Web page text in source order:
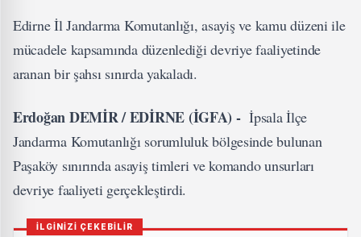
Edirne İl Jandarma Komutanlığı, asayiş ve kamu düzeni ile
mücadele kapsamında düzenlediği devriye faaliyetinde
aranan bir şahsı sınırda yakaladı.
Erdoğan DEMİR / EDİRNE (İGFA) -İpsala İlçe
Jandarma Komutanlığı sorumluluk bölgesinde bulunan
Paşaköy sınırında asayiş timleri ve komando unsurları
devriye faaliyeti gerçekleştirdi.
İLGİNİZİ ÇEKEBİLİR